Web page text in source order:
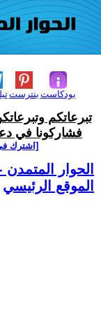
بنترست بودكاست
تبرعاتكم
فشاركونا في
[اشترك
الحوار المتمدن
الموقع الرئيسي